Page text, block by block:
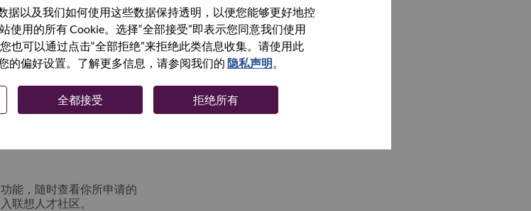
据以及我们如何使用这些数据保持透明，以便您能够更好地控
使用的所有 Cookie。选择“全部接受”即表示您同意我们使用
也可以通过点击“全部拒绝”来拒绝此类信息收集。请使用此
的偏好设置。了解更多信息，请参阅我们的 隐私声明。
全都接受 拒绝所有
以选择“忘记密码”重新
队
能，随时查看你所申请的
联想人才社区。